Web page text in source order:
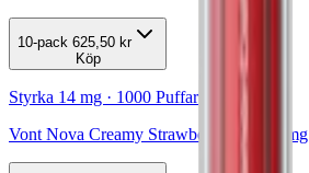
10-pack 625,50 kr
Köp
Styrka 14 mg · 1000 Puffar
Vont Nova Creamy Strawberry 1000 14mg